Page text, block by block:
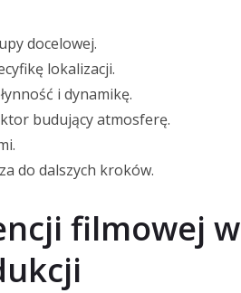
docelowej.
lokalizacji.
i dynamikę.
budujący atmosferę.
do dalszych kroków.
filmowej w